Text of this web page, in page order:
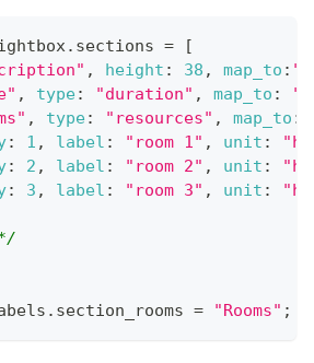
. sections =
[
, height : 38 , map_to :
, type: "duration" , map_to :
, type: "resources" , map_to :
: 1 , label : "room 1" , unit :
: 2 , label : "room 2" , unit :
: 3 , label : "room 3" , unit :
. section_rooms = "Rooms" ;